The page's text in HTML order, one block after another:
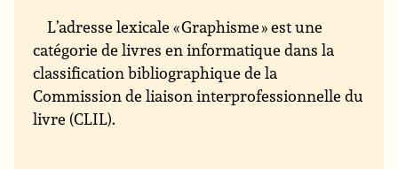
L’adresse lexicale « Graphisme » est une
catégorie de livres en informatique dans la
classification bibliographique de la
Commission de liaison interprofessionnelle du
livre (CLIL).